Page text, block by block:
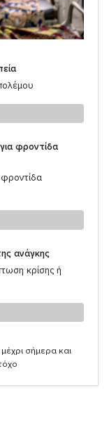
φροντίδα
φροντίδα
ανάγκης
κρίσης ή
σήμερα και